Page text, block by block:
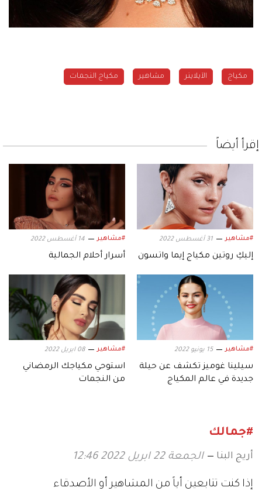
مكياج الآيلاينر مشاهير مكياج النجمات
إقرأ أيضاً
#مشاهير 31 أغسطس 2022
إليكِ روتين مكياج إيما واتسون
#مشاهير 14 أغسطس 2022
أسرار أحلام الجمالية
#مشاهير 15 يونيو 2022
سيلينا غوميز تكشف عن حيلة
جديدة في عالم المكياج
#مشاهير 08 ابريل 2022
استوحي مكياجك الرمضاني
من النجمات
#جمالك
أريج البنا الجمعة 22 ابريل 2022 12:46
إذا كنت تتابعين أياً من المشاهير أو الأصدقاء